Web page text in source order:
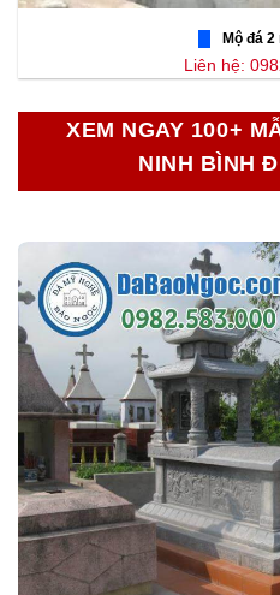
Mộ đá
Liên hệ:
XEM NGAY 100+
NINH BÌNH